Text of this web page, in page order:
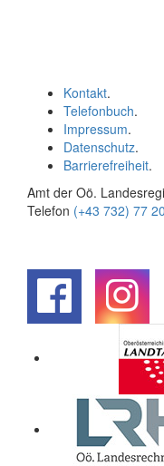
Kontakt.
Telefonbuch.
Impressum.
Datenschutz.
Barrierefreiheit.
Amt der Oö.
Telefon (+43 732) 77